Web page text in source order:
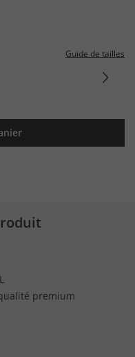
Guide de tailles
premium